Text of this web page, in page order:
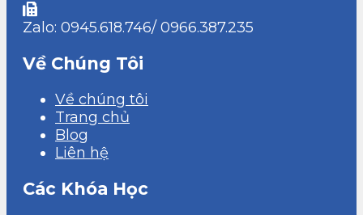
Zalo: 0945.618.746/ 0966.387.235
Về Chúng Tôi
Về chúng tôi
Trang chủ
Blog
Liên hệ
Các Khóa Học